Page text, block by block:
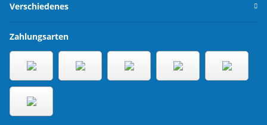
Verschiedenes
Zahlungsarten